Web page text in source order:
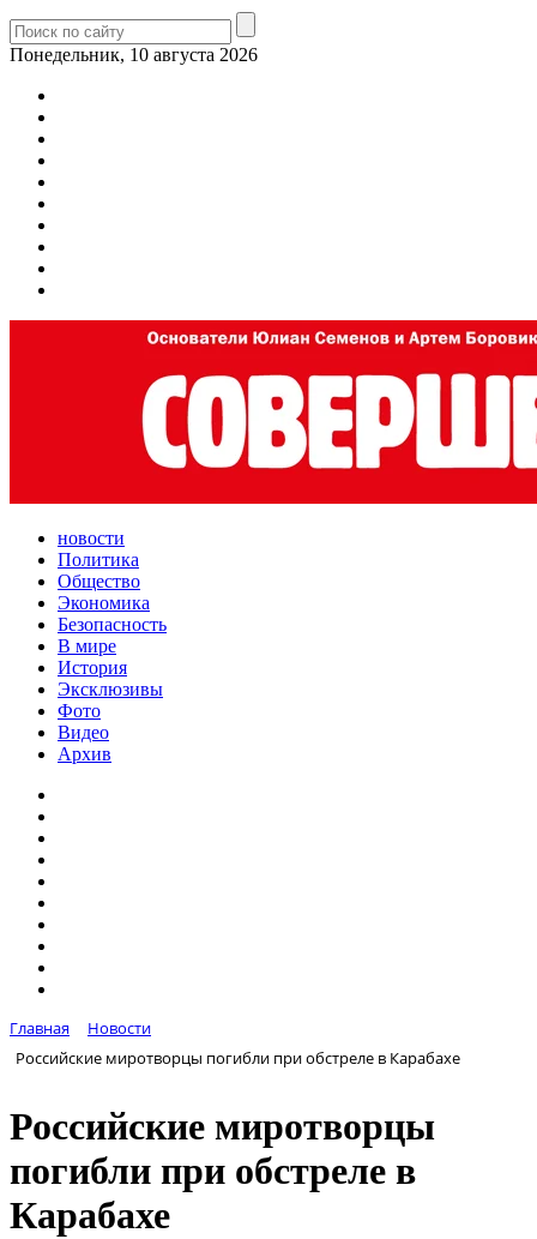
Понедельник, 10 августа 2026
новости
Политика
Общество
Экономика
Безопасность
В мире
История
Эксклюзивы
Фото
Видео
Архив
Главная
Новости
Российские миротворцы погибли при обстреле в Карабахе
Российские миротворцы
погибли при обстреле в
Карабахе